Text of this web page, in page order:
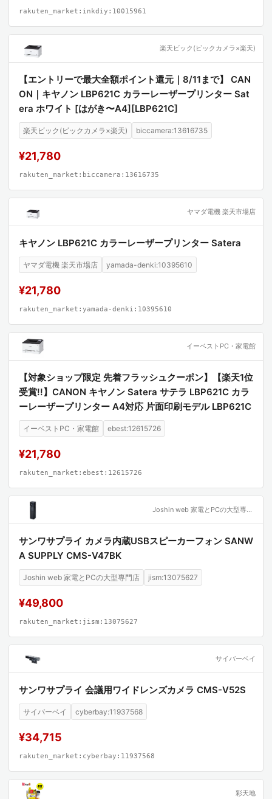
rakuten_market:inkdiy:10015961
楽天ビック(ビックカメラ×楽天)
【エントリーで最大全額ポイント還元｜8/11まで】 CAN
ON｜キヤノン LBP621C カラーレーザープリンター Sat
era ホワイト [はがき〜A4][LBP621C]
楽天ビック(ビックカメラ×楽天) biccamera:13616735
¥21,780
rakuten_market:biccamera:13616735
ヤマダ電機 楽天市場店
キヤノン LBP621C カラーレーザープリンター Satera
ヤマダ電機 楽天市場店 yamada-denki:10395610
¥21,780
rakuten_market:yamada-denki:10395610
イーベストPC・家電館
【対象ショップ限定 先着フラッシュクーポン】【楽天1位
受賞!!】CANON キヤノン Satera サテラ LBP621C カラ
ーレーザープリンター A4対応 片面印刷モデル LBP621C
イーベストPC・家電館 ebest:12615726
¥21,780
rakuten_market:ebest:12615726
Joshin web 家電とPCの大型専門店
サンワサプライ カメラ内蔵USBスピーカーフォン SANW
A SUPPLY CMS-V47BK
Joshin web 家電とPCの大型専門店 jism:13075627
¥49,800
rakuten_market:jism:13075627
サイバーベイ
サンワサプライ 会議用ワイドレンズカメラ CMS-V52S
サイバーベイ cyberbay:11937568
¥34,715
rakuten_market:cyberbay:11937568
彩天地